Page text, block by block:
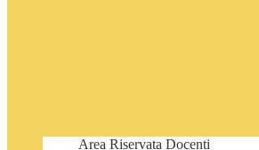
Area Riservata Docenti